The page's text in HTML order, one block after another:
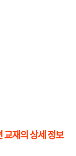
교재의 상세 정보